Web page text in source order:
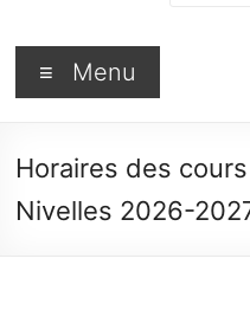
Menu
Horaires des
Nivelles 2026-